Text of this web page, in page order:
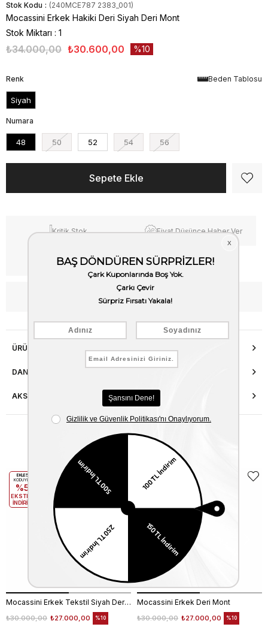
Stok Kodu (240MCE787 2383_001)
Mocassini Erkek Hakiki Deri Siyah Deri Mont
Stok Miktarı : 1
₺34.000,00 ₺30.600,00 10
Beden Tablosu
Renk
Siyah
Numara
48 50 52 54 56
Kritik Stok Fiyat Düşünce Haber Ver
Kargo Bedava
WhatsApp’tan Bilgi Al
ÜRÜN ÖZELLIKLERI
DANIŞMA HATTI
AKSESUAR ONARIMI
Benzer Ürünler
Mocassini Erkek Tekstil Siyah Deri Mont
₺27.000,00
₺30.000,00 %10
EKLE5
KODUYLA
%5
EKSTRA
İNDİRİM
Mocassini Erkek Deri Mont
₺27.000,00
₺30.000,00 %10
EKLE5
KODUYLA
%5